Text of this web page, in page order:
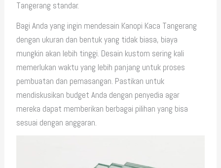
Tangerang standar.
Bagi Anda yang ingin mendesain Kanopi Kaca Tangerang
dengan ukuran dan bentuk yang tidak biasa, biaya
mungkin akan lebih tinggi. Desain kustom sering kali
memerlukan waktu yang lebih panjang untuk proses
pembuatan dan pemasangan. Pastikan untuk
mendiskusikan budget Anda dengan penyedia agar
mereka dapat memberikan berbagai pilihan yang bisa
sesuai dengan anggaran.